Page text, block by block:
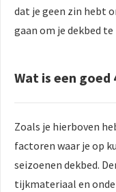
dat je geen zin hebt
gaan om je dekbed te
Wat is een goed
Zoals je hierboven
factoren waar je op
seizoenen dekbed.
tijkmateriaal en